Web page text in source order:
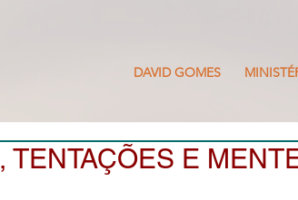
DAVID GOMES
TENTAÇÕES E